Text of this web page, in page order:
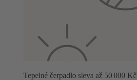
Tepelné čerpadlo sleva až 50 000 Kč